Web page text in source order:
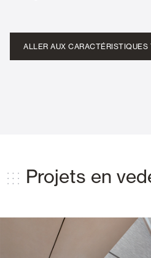
ALLER AUX CARACTÉRISTIQUES
Projets en